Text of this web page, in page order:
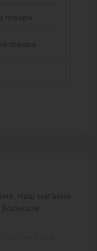
товара
товара
Наш магазин
Большое